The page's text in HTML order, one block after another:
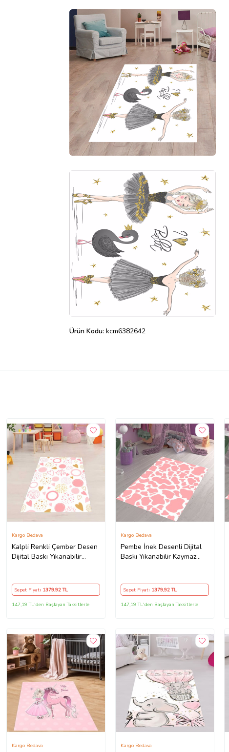
Ürün Kodu: kcm6382642
Kalpli Renkli Çember Desen
Dijital Baskı Yıkanabilir
Kargo Bedava
Sepet Fiyatı 1379,92 TL
147,19 TL'den Başlayan Taksitlerle
Pembe İnek Desenli Dijital
Baskı Yıkanabilir Kaymaz
Kargo Bedava
Sepet Fiyatı 1379,92 TL
147,19 TL'den Başlayan Taksitlerle
Kargo Bedava Kargo Bedava